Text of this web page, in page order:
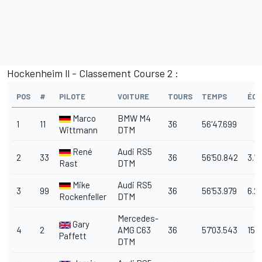
Hockenheim ll - Classement Course 2 :
POS # PILOTE VOITURE TOURS TEMPS
1 11
Marco
Wittmann
BMW M4
DTM
36 56'47.699
2 33
René
Rast
Audi RS5
DTM
36 56'50.842
3 99
Mike
Rockenfeller
Audi RS5
DTM
36 56'53.979
4 2
Gary
Paffett
Mercedes-
AMG C63
DTM
36 57'03.543